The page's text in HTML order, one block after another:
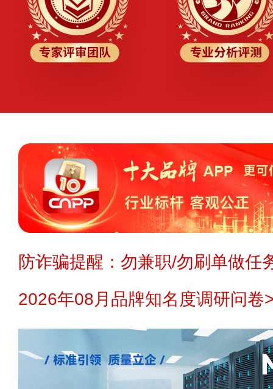
防诈骗提醒：勿兼职/勿刷单做任
2026年08月品牌知名度调研问卷